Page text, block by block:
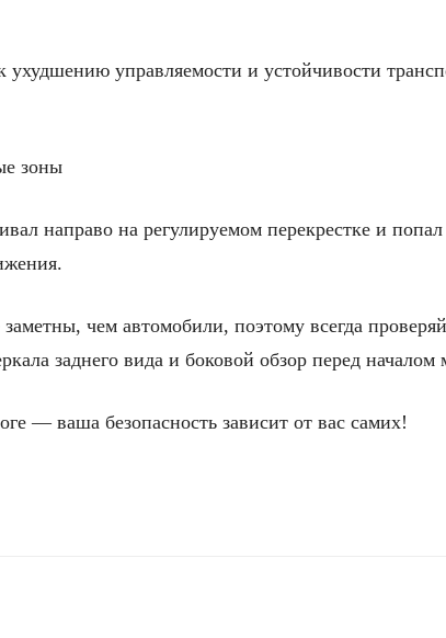
управляемости и устойчивости
зоны
направо на регулируемом перекрестке и
чем автомобили, поэтому всегда
заднего вида и боковой обзор перед началом
— ваша безопасность зависит от вас самих!